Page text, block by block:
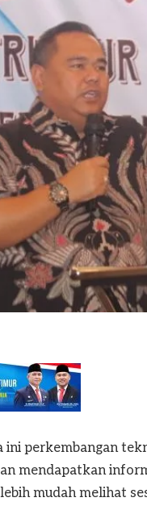
ini perkembangan
mendapatkan
mudah melihat